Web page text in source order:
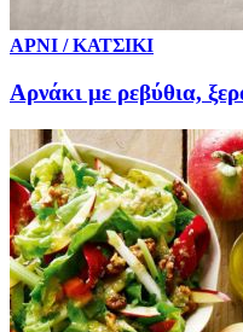
ΑΡΝΙ / ΚΑΤΣΙΚΙ
Αρνάκι με ρεβύθια,